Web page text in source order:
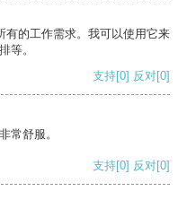
有的工作需求。我可以使用它来
等。
支持[0] 反对[0]
常舒服。
支持[0] 反对[0]